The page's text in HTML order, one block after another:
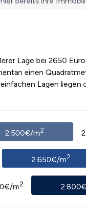
Lage bei 2650
einen
Lagen
2.500€/m2
2.650€/m2
m2